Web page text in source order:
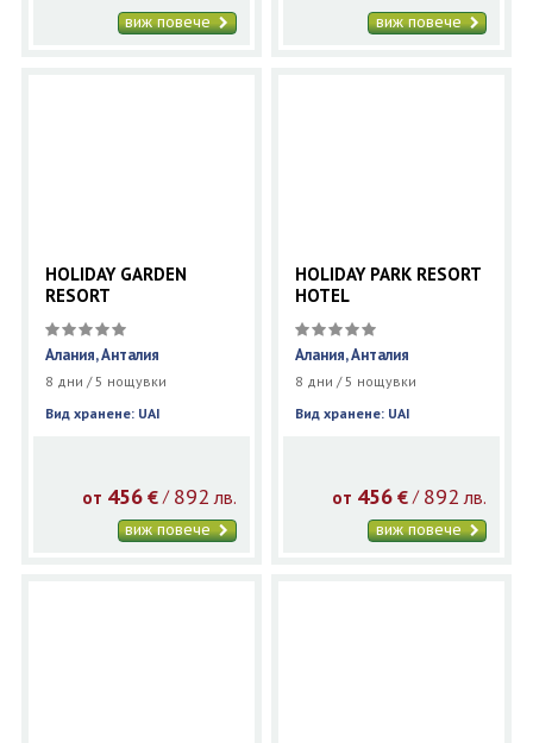
виж повече виж повече
HOLIDAY GARDEN
RESORT
Алания, Анталия
8 дни / 5 нощувки
Вид хранене: UAI
от 456 €/ 892 лв.
виж повече
HOLIDAY PARK RESORT
HOTEL
Алания, Анталия
8 дни / 5 нощувки
Вид хранене: UAI
от 456 € / 892 лв.
виж повече